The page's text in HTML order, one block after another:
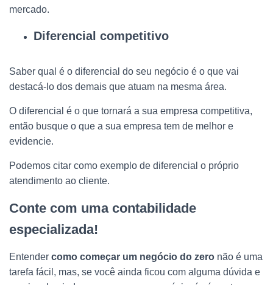
mercado.
Diferencial competitivo
Saber qual é o diferencial do seu negócio é o que vai
destacá-lo dos demais que atuam na mesma área.
O diferencial é o que tornará a sua empresa competitiva,
então busque o que a sua empresa tem de melhor e
evidencie.
Podemos citar como exemplo de diferencial o próprio
atendimento ao cliente.
Conte com uma contabilidade
especializada!
Entender como começar um negócio do zero não é uma
tarefa fácil, mas, se você ainda ficou com alguma dúvida e